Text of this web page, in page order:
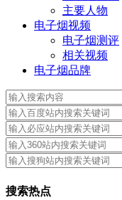
主要人物
电子烟视频
电子烟测评
相关视频
电子烟品牌
搜索热点